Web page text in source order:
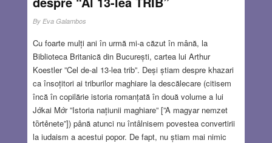
By Eva Galambos
Cu foarte mulți ani în urmă mi-a căzut în mână, la
Biblioteca Britanică din București, cartea lui Arthur
Koestler ”Cel de-al 13-lea trib”. Deși știam despre khazari
ca însoțitori ai triburilor maghiare la descălecare (citisem
încă în copilărie istoria romanțată în două volume a lui
Jớkai Mớr ”Istoria națiunii maghiare” [”A magyar nemzet
tὃrtẻnete”]) până atunci nu întâlnisem povestea convertirii
la iudaism a acestui popor. De fapt, nu știam mai nimic